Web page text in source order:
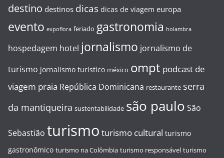
destino destinos dicas dicas de viagem europa
evento expoflora feriado gastronomia holambra
hospedagem hotel jornalismo jornalismo de
turismo jornalismo turístico méxico ompt podcast de
viagem praia República Dominicana restaurante serra
da mantiqueira sustentabilidade são paulo São
Sebastião turismo turismo cultural turismo
gastronômico turismo na Colômbia turismo responsável turismo